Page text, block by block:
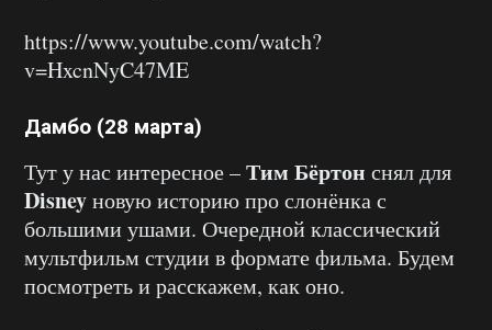
https://www.youtube.com/watch?
v=HxcnNyC47ME
Дамбо (28 марта)
Тут у нас интересное –Тим Бёртон снял для
Disneyновую историю про слонёнка с
большими ушами. Очередной классический
мультфильм студии в формате фильма. Будем
посмотреть и расскажем, как оно.